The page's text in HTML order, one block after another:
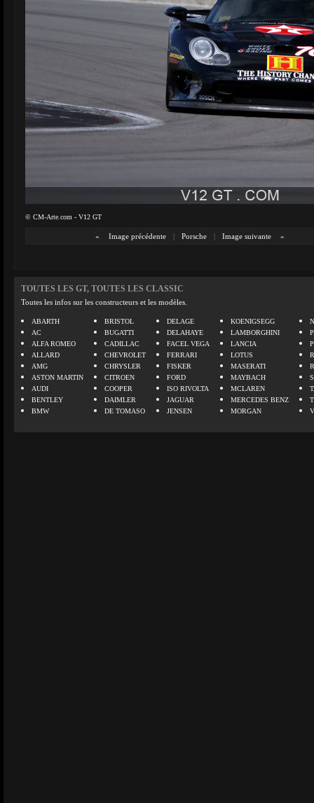
© CM-Arte.com - V12 GT
« Image précédente | Porsche | Image suivante »
TOUTES LES GT, TOUTES LES CLASSIC
Toutes les infos sur les constructeurs et les modèles.
ABARTH
AC
ALFA ROMEO
ALLARD
AMG
ASTON MARTIN
AUDI
BENTLEY
BMW
BRISTOL
BUGATTI
CADILLAC
CHEVROLET
CHRYSLER
CITROEN
COOPER
DAIMLER
DE TOMASO
DELAGE
DELAHAYE
FACEL VEGA
FERRARI
FISKER
FORD
ISO RIVOLTA
JAGUAR
JENSEN
KOENIGSEGG
LAMBORGHINI
LANCIA
LOTUS
MASERATI
MAYBACH
MCLAREN
MERCEDES BENZ
MORGAN